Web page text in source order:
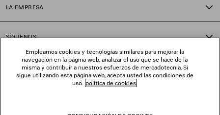
LA EMPRESA
SÍGUENOS
TIENDAS
Empleamos cookies y tecnologías similares para mejorar la
navegación en la página web, analizar el uso que se hace de la
misma y contribuir a nuestros esfuerzos de mercadotecnia. Si
sigue utilizando esta página web, acepta usted las condiciones de
uso. política de cookies.